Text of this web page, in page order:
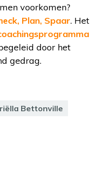
voorkomen?
Plan, Spaar. Het
door het
gedrag.
Bettonville